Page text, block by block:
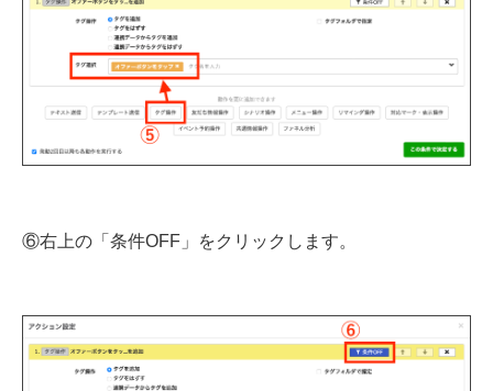
⑥右上の「条件OFF」をクリックします。